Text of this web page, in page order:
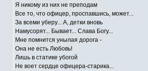
Я никому из них не преподам
Все то, что офицер, проспавшись, может...
За всеми уберу... А, детки вновь
Намусорят... Бывает... Слава Богу...
Мне помнится унылая дорога -
Она не есть Любовь!
Лишь в статике убогой
Не воет сердце офицера-старика...